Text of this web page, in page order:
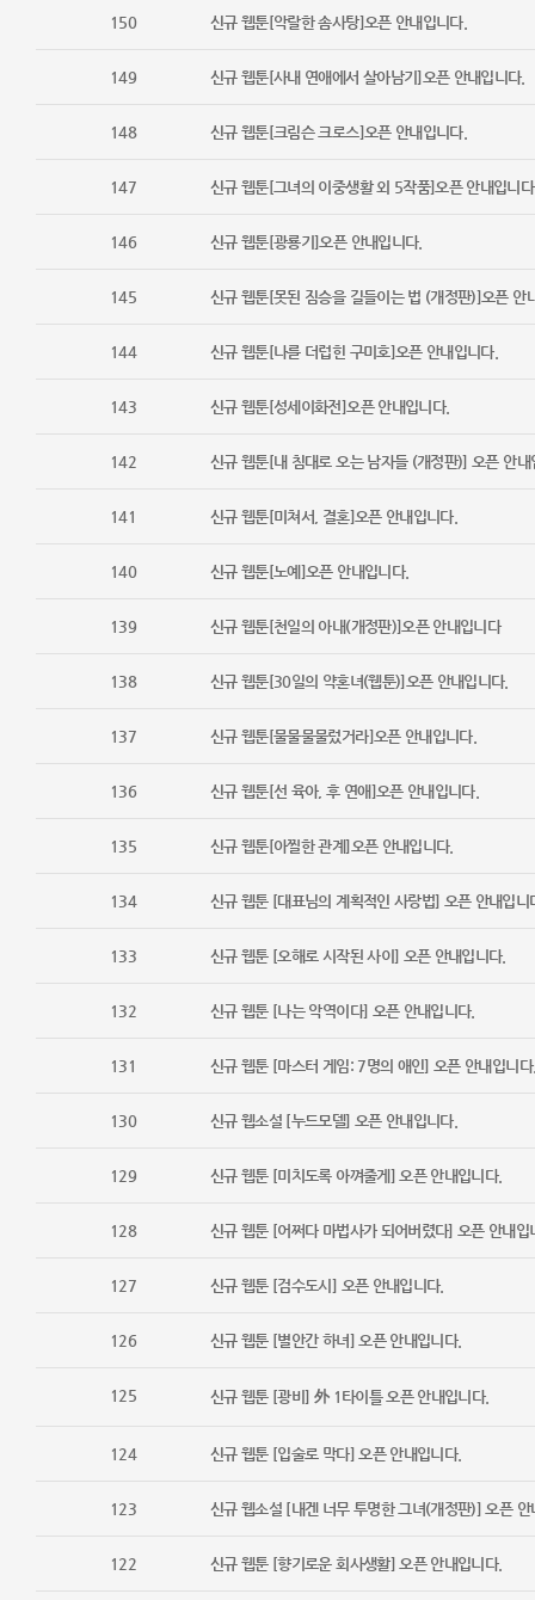
150 신규 웹툰[악랄한 솜사탕]오픈 안내입니다.
149 신규 웹툰[사내 연애에서 살아남기]오픈 안내입니다.
148 신규 웹툰[크림슨 크로스]오픈 안내입니다.
147 신규 웹툰[그녀의 이중생활​ 외 5작품]오픈 안내입니
146 신규 웹툰[광룡기]오픈 안내입니다.
145 신규 웹툰[못된 짐승을 길들이는 법 (개정판)]오픈 안
144 신규 웹툰[나를 더럽힌 구미호]오픈 안내입니다.
143 신규 웹툰[성세이화전]오픈 안내입니다.
142 신규 웹툰[내 침대로 오는 남자들 (개정판)] 오픈 안내
141 신규 웹툰[미쳐서, 결혼]오픈 안내입니다.
140 신규 웹툰[노예]오픈 안내입니다.
139 신규 웹툰[천일의 아내(개정판)]오픈 안내입니다
138 신규 웹툰[30일의 약혼녀(웹툰)]오픈 안내입니다.
137 신규 웹툰[물물물물렀거라]오픈 안내입니다.
136 신규 웹툰[선 육아, 후 연애]오픈 안내입니다.
135 신규 웹툰[아찔한 관계]오픈 안내입니다.
134 신규 웹툰 [대표님의 계획적인 사랑법] 오픈 안내입니
133 신규 웹툰 [오해로 시작된 사이] 오픈 안내입니다.
132 신규 웹툰 [나는 악역이다] 오픈 안내입니다.
131 신규 웹툰 [마스터 게임: 7명의 애인] 오픈 안내입니
130 신규 웹소설 [누드모델] 오픈 안내입니다.
129 신규 웹툰 [미치도록 아껴줄게] 오픈 안내입니다.
128 신규 웹툰 [어쩌다 마법사가 되어버렸다] 오픈 안내입
127 신규 웹툰 [검수도시] 오픈 안내입니다.
126 신규 웹툰 [별안간 하녀] 오픈 안내입니다.
125 신규 웹툰 [광비] 外 1타이틀 오픈 안내입니다.
124 신규 웹툰 [입술로 막다] 오픈 안내입니다.
123 신규 웹소설 [내겐 너무 투명한 그녀(개정판)] 오픈 안
122 신규 웹툰 [향기로운 회사생활] 오픈 안내입니다.